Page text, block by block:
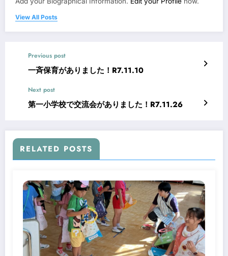
View All Posts
Previous post
一斉保育がありました！R7.11.10
Next post
第一小学校で交流会がありました！R7.11.26
RELATED POSTS